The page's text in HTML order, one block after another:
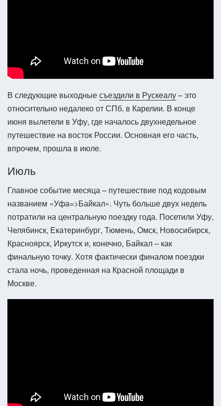
В следующие выходныесъездили в Рускеалу– это
относительно недалеко от СПб, в Карелии. В конце
июня вылетели в Уфу, где началось двухнедельное
путешествие на восток России. Основная его часть,
впрочем, прошла в июле.
Июль
Главное событие месяца – путешествие под кодовым
названием «Уфа=>Байкал». Чуть больше двух недель
потратили на центральную поездку года. Посетили Уфу,
Челябинск, Екатеринбург, Тюмень, Омск, Новосибирск,
Красноярск, Иркутск и, конечно, Байкал – как
финальную точку. Хотя фактически финалом поездки
стала ночь, проведенная на Красной площади в
Москве.